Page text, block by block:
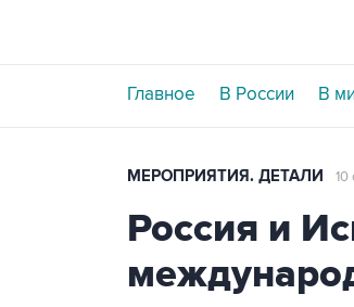
Главное В России В
МЕРОПРИЯТИЯ. ДЕТАЛИ 10
Россия и